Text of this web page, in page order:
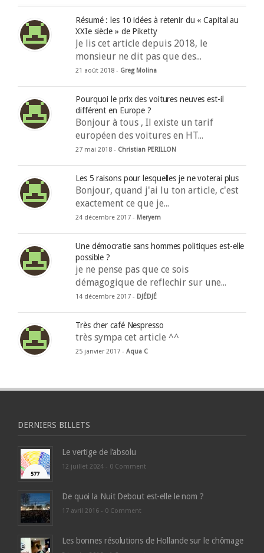
Résumé : les 10 idées à retenir du « Capital au
XXIe siècle » de Piketty
Je lis cet article depuis 2018, le
monsieur ne dit pas que des...
21 août 2018 - Greg Molina
Pourquoi le prix des voitures neuves est-il
différent en Europe ?
Bonjour à tous , Il existe un tarif
européen des voitures en HT...
27 mai 2018 - Christian PERILLON
Les 5 raisons pour lesquelles je ne voterai plus
Bonjour, quand j'ai lu ton article, c'est
exactement ce que je...
24 décembre 2017 - Meryem
Une démocratie sans hommes politiques est-elle
possible ?
je ne pense pas que ce sois
démagogique de reflechir sur une...
14 décembre 2017 - DJÉDJÉ
Très cher café Nespresso
très sympa cet article ^^
25 janvier 2017 - Aqua C
DERNIERS BILLETS
Le vertige de l’absolu
12 juillet 2024 - 0 Comment
De quoi la Nuit Debout est-elle le nom ?
17 avril 2016 - 0 Comment
Les bonnes résolutions de Hollande sur le chômage